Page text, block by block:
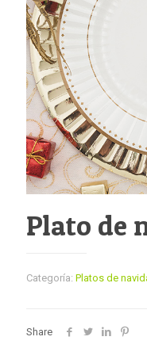
Plato de
Categoría: Platos de
Share